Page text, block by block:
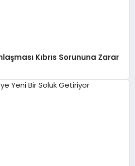
Kıbrıs Sorununa Zarar